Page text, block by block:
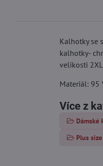
Kalhotky se
kalhotky-
velikosti
Materiál: 95
Více z
Dámské
Plus